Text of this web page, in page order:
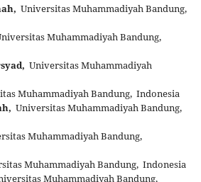
Universitas Muhammadiyah Bandung,
Muhammadiyah Bandung,
Universitas Muhammadiyah
Muhammadiyah Bandung, Indonesia
Universitas Muhammadiyah Bandung,
Muhammadiyah Bandung,
Muhammadiyah Bandung, Indonesia
Muhammadiyah Bandung,